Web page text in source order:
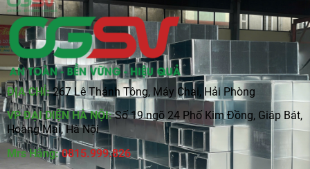
ĐỊA CHỈ: 267 Lê Thánh Tông, Máy Chai, Hải Phòng
VP ĐẠI DIỆN HÀ NỘI:Số 19 ngõ 24 Phố Kim Đồng, Giáp Bát,
Hoàng Mai, Hà Nội
Mrs Hằng: 0815.999.826